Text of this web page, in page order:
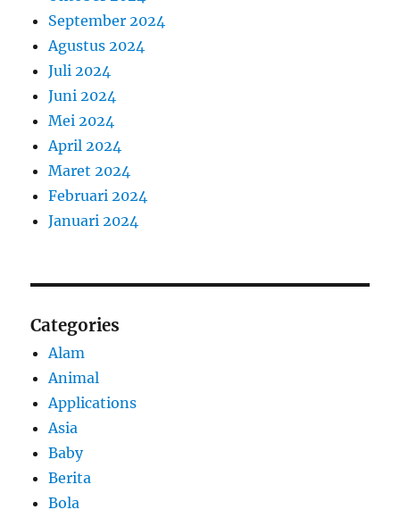
September 2024
Agustus 2024
Juli 2024
Juni 2024
Mei 2024
April 2024
Maret 2024
Februari 2024
Januari 2024
Categories
Alam
Animal
Applications
Asia
Baby
Berita
Bola